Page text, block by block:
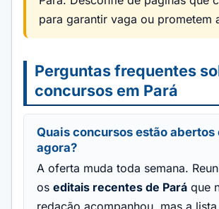
para garantir vaga ou prometem
Perguntas frequentes
concursos em Pará
Quais concursos estão abertos
agora?
A oferta muda toda semana.
os editais recentes de Paráque
redação acompanhou, mas a